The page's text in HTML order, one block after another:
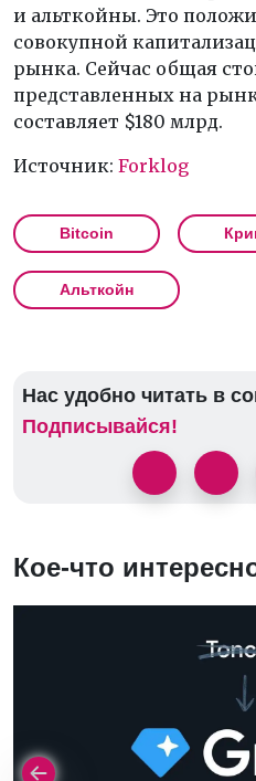
и альткойны. Это
совокупной
рынка. Сейчас общая
представленных на
составляет $180 млрд.
Источник: Forklog
Bitcoin
Альткойн
Нас удобно читать в
Подписывайся!
Кое-что